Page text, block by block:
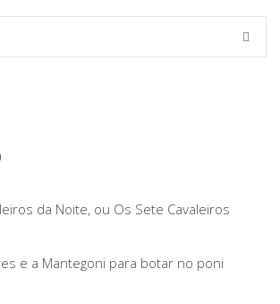
da Noite, ou Os Sete Cavaleiros
e a Mantegoni para botar no poni